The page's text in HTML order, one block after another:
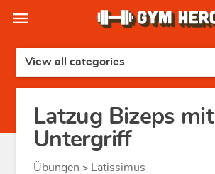
menu
View all categories
Latzug Bizeps mit
Untergriff
Übungen > Latissimus